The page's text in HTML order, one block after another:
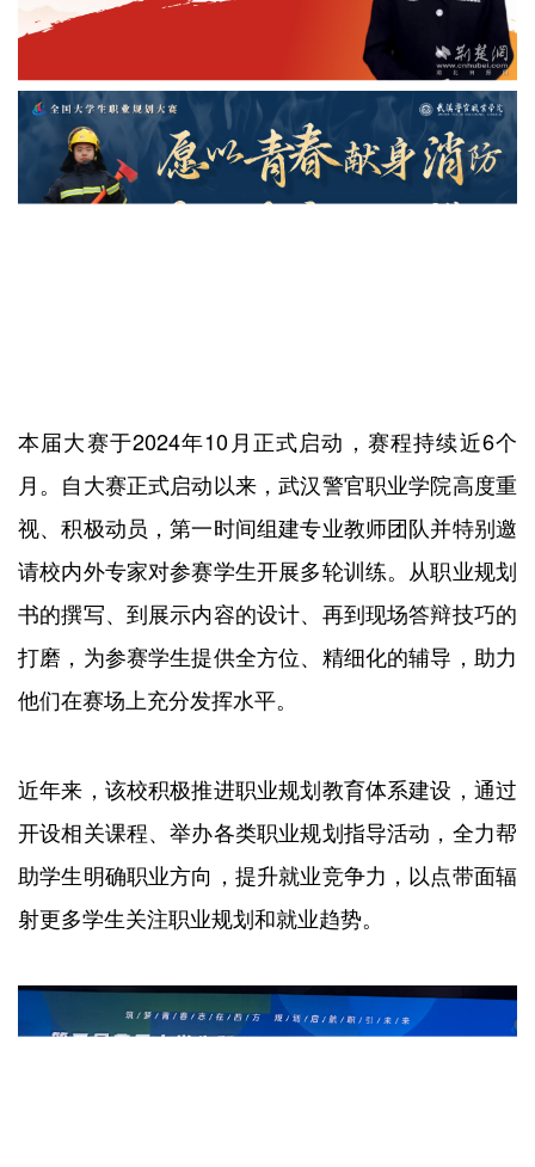
本届大赛于2024年10月正式启动，赛程持续近6个
月。自大赛正式启动以来，武汉警官职业学院高度重
视、积极动员，第一时间组建专业教师团队并特别邀
请校内外专家对参赛学生开展多轮训练。从职业规划
书的撰写、到展示内容的设计、再到现场答辩技巧的
打磨，为参赛学生提供全方位、精细化的辅导，助力
他们在赛场上充分发挥水平。
近年来，该校积极推进职业规划教育体系建设，通过
开设相关课程、举办各类职业规划指导活动，全力帮
助学生明确职业方向，提升就业竞争力，以点带面辐
射更多学生关注职业规划和就业趋势。